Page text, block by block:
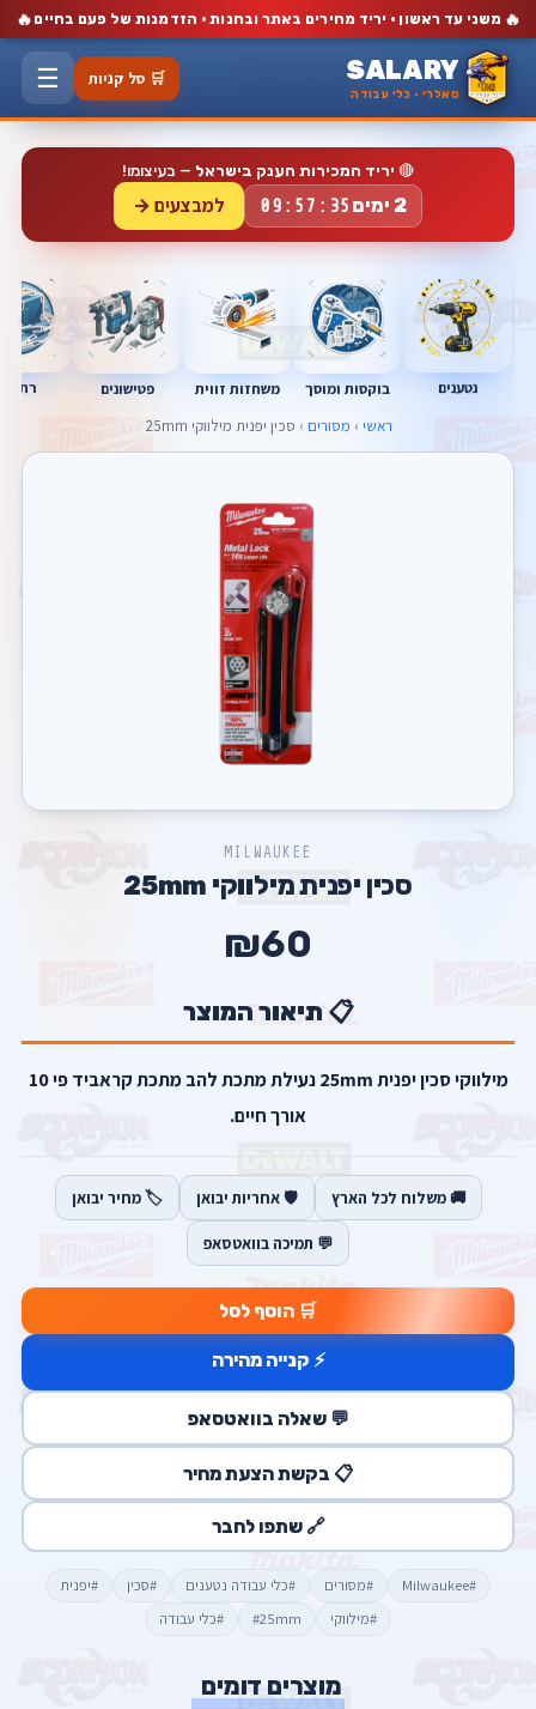
🔥 משני עד ראשון · יריד מחירים באתר ובחנות · הזדמנות של פעם בחיים 🔥
SALARY
סאלרי · כלי עבודה
🛒 סל קניות ☰
🔴 יריד המכירות הענק בישראל — בעיצומו!
2 ימים 09:57:34 למבצעים →
נטענים בוקסות ומוסך משחזות זווית פטישונים
ראשי › מסורים › סכין יפנית מילווקי 25mm
MILWAUKEE
סכין יפנית מילווקי 25mm
₪60
📋 תיאור המוצר
מילווקי סכין יפנית 25mm נעילת מתכת להב מתכת קראביד פי 10
אורך חיים.
🚚 משלוח לכל הארץ 🛡️ אחריות יבואן 🏷️ מחיר יבואן
💬 תמיכה בוואטסאפ
🛒 הוסף לסל
⚡ קנייה מהירה
💬 שאלה בוואטסאפ
📋 בקשת הצעת מחיר
🔗 שתפו לחבר
#Milwaukee #מסורים #כלי עבודה נטענים #סכין
#יפנית
#מילווקי
#25mm #כלי עבודה
מוצרים דומים